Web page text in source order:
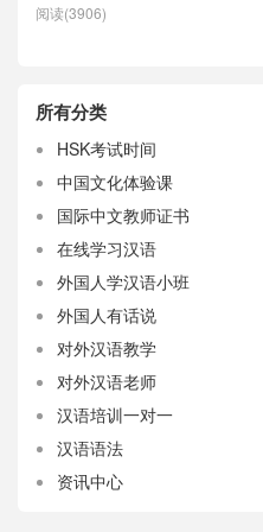
阅读(3906)
所有分类
HSK考试时间
中国文化体验课
国际中文教师证书
在线学习汉语
外国人学汉语小班
外国人有话说
对外汉语教学
对外汉语老师
汉语培训一对一
汉语语法
资讯中心